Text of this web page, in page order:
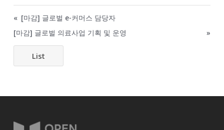
« [마감] 글로벌 e-커머스 담당자
[마감] 글로벌 의료사업 기획 및 운영
»
List